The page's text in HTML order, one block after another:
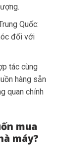
Quốc:
đối với
tác cùng
hàng sẵn
quan chính
mua
máy?